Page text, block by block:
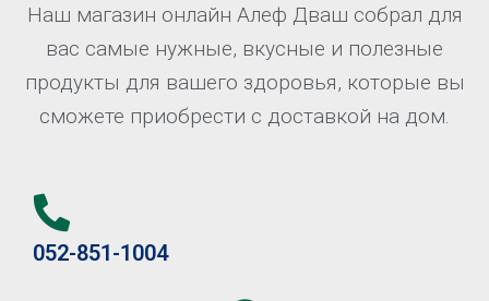
Наш магазин онлайн Алеф Дваш собрал для
вас самые нужные, вкусные и полезные
продукты для вашего здоровья, которые вы
сможете приобрести с доставкой на дом.
052-851-1004